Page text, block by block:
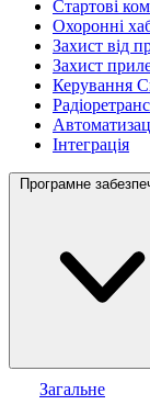
Стартові
Охоронні
Захист від
Захист
Керування
Інтеграція
Програмне
Загальне